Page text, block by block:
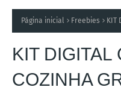
Página inicial Freebies KIT
KIT DIGITAL
COZINHA